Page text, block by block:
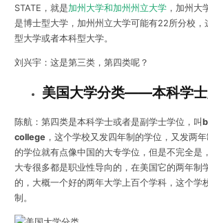
STATE，就是加州大学和加州州立大学，加州大
是博士型大学，加州州立大学可能有22所分校，
型大学或者本科型大学。
刘兴宇：这是第三类，第四类呢？
美国大学分类——本科学
陈航：第四类是本科学士或者是副学士学位，叫
college ，这个学校又发四年制的学位，又发两
的学位就有点像中国的大专学位，但是不完全是
大专很多都是职业性导向的，在美国它的两年制
的，大概一个好的两年大学上百个学科，这个学
制。